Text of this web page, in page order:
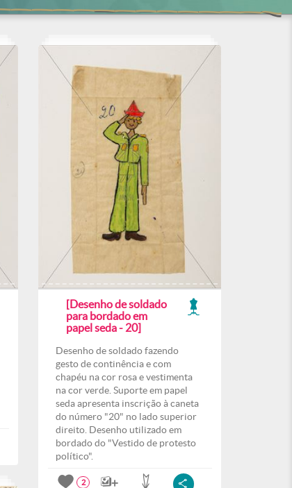
[Desenho de soldado
para bordado em
papel seda - 20]
Desenho de soldado fazendo
gesto de continência e com
chapéu na cor rosa e vestimenta
na cor verde. Suporte em papel
seda apresenta inscrição à caneta
do número "20" no lado superior
direito. Desenho utilizado em
bordado do "Vestido de protesto
político".
2